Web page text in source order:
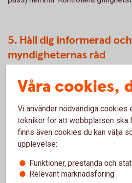
5. Håll dig informerad
myndigheternas råd
✔ Håll dig informerad via
och beredskap (MSB).
Svenskarnas finansiella
krisberedskap är svag
Våra cookies,
Vi använder nödvändiga cookies
tekniker för att webbplatsen ska
finns även cookies du kan välja
upplevelse:
Funktioner, prestanda och
Relevant marknadsföring